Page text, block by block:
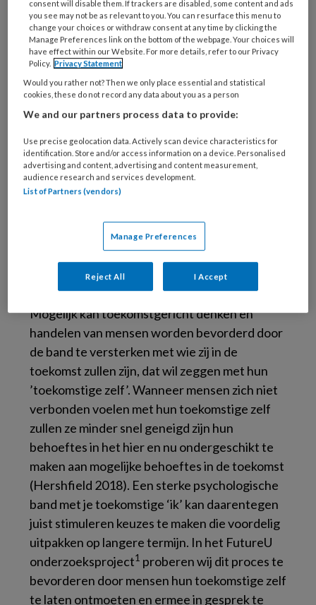
en een ongezonde leefstijl (Rutchick et al.
2018). Mensen die zich meer op de lange
termijn richten, wegen de mogelijke
(negatieve) gevolgen van hun handelen mee in
hun beslissing. Zij vinden het makkelijker
keuzes te maken waarvan ze niet meteen
profijt hebben of waarvoor ze nu iets moeten
laten, maar waarvan ze op langere termijn
voordeel ervaren. Die focus resulteert vaak in
positievere uitkomsten, zoals hogere
schoolresultaten, beter plannen en meer
zelfvertrouwen (Zimbardo Boyd 1999).
Interventies die toekomstgericht denken en
handelen aanmoedigen zouden dus positief
gedrag kunnen stimuleren en negatief gedrag
ontmoedigen. Maar hoe doe je dat?
Mogelijk kan toekomstgericht denken en
handelen van mensen worden bevorderd door
de band te versterken met wie zij in de
toekomst zullen zijn, dat wil zeggen met hun
’toekomstige zelf’. Wanneer mensen zich niet
verbonden voelen met hun toekomstige zelf
zullen ze minder snel geneigd zijn hun
behoeftes in het hier en nu ondergeschikt te
maken aan mogelijke behoeftes in de toekomst
(Hershfield 2018). Een sterke psychologische
band met je toekomstige ‘ik’ kan daarentegen
juist stimuleren keuzes te maken die voordelig
uitpakken op langere termijn. In het FutureU
onderzoeksproject1 proberen wij dit proces te
bevorderen door mensen hun toekomstige zelf
te laten ontmoeten en ermee in gesprek te
consent will disable them. If trackers are disabled, some content and ads
you see may not be as relevant to you. You can resurface this menu to
change your choices or withdraw consent at any time by clicking the
Manage Preferences link on the bottom of the webpage. Your choices will
have effect within our Website. For more details, refer to our Privacy
Policy. Privacy Statement
Would you rather not? Then we only place essential and statistical
cookies, these do not record any data about you as a person
We and our partners process data to provide:
Use precise geolocation data. Actively scan device characteristics for
identification. Store and/or access information on a device. Personalised
advertising and content, advertising and content measurement,
audience research and services development.
List of Partners (vendors)
Manage Preferences
Reject All I Accept